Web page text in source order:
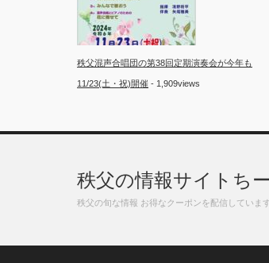
秩父混声合唱団の第38回定期演奏会が今年も
11/23(土・祝)開催 - 1,909views
秩父の情報サイトち
秩父の旬な情報 お得なクーポンを配信しています